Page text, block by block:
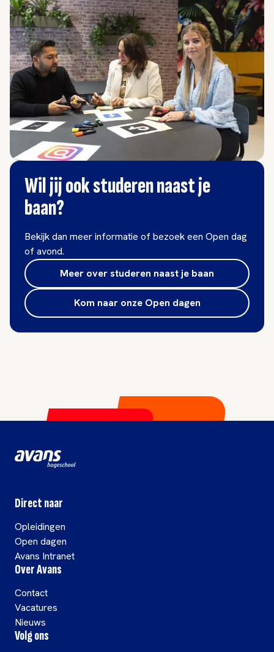
Wil jij ook studeren naast je
baan?
Bekijk dan meer informatie of bezoek een Open dag
of avond.
Meer over studeren naast je baan
Kom naar onze Open dagen
Direct naar
Opleidingen
Open dagen
Avans Intranet
Over Avans
Contact
Vacatures
Nieuws
Volg ons